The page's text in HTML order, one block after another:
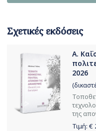
Σχετικές εκδόσεις
Α.
2026
της
Τιμή: €